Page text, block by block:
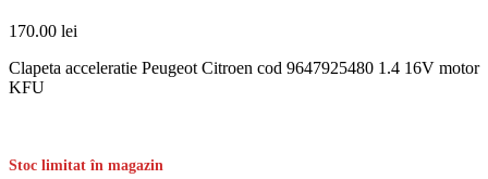
170.00 lei
Clapeta acceleratie Peugeot Citroen cod 9647925480 1.4 16V motor
KFU
Stoc limitat în magazin